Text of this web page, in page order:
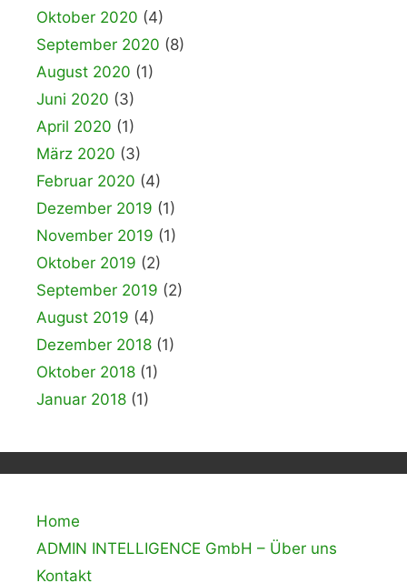
Oktober 2020 (4)
September 2020 (8)
August 2020 (1)
Juni 2020 (3)
April 2020 (1)
März 2020 (3)
Februar 2020 (4)
Dezember 2019 (1)
November 2019 (1)
Oktober 2019 (2)
September 2019 (2)
August 2019 (4)
Dezember 2018 (1)
Oktober 2018 (1)
Januar 2018 (1)
Home
ADMIN INTELLIGENCE GmbH – Über uns
Kontakt